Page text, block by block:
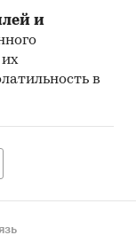
и
в